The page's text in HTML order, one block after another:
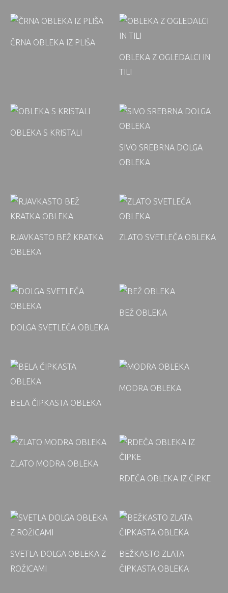
ČRNA OBLEKA IZ PLIŠA
OBLEKA Z OGLEDALCI IN
TILI
OBLEKA S KRISTALI
SIVO SREBRNA DOLGA
OBLEKA
RJAVKASTO BEŽ KRATKA
OBLEKA
ZLATO SVETLEČA OBLEKA
DOLGA SVETLEČA OBLEKA
BEŽ OBLEKA
BELA ČIPKASTA OBLEKA
MODRA OBLEKA
ZLATO MODRA OBLEKA
RDEČA OBLEKA IZ ČIPKE
SVETLA DOLGA OBLEKA Z
ROŽICAMI
BEŽKASTO ZLATA
ČIPKASTA OBLEKA